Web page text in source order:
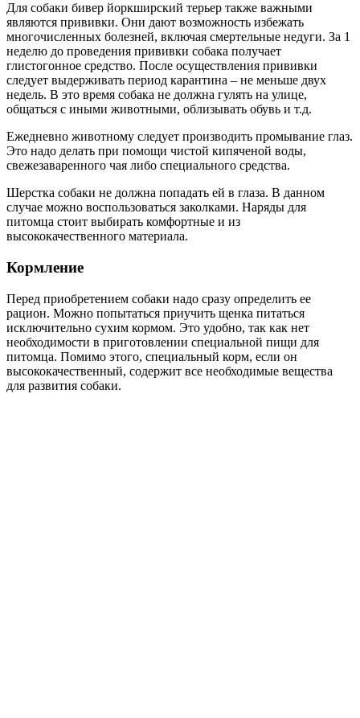
Для собаки бивер йоркширский терьер также важными
являются прививки. Они дают возможность избежать
многочисленных болезней, включая смертельные недуги. За 1
неделю до проведения прививки собака получает
глистогонное средство. После осуществления прививки
следует выдерживать период карантина – не меньше двух
недель. В это время собака не должна гулять на улице,
общаться с иными животными, облизывать обувь и т.д.
Ежедневно животному следует производить промывание глаз.
Это надо делать при помощи чистой кипяченой воды,
свежезаваренного чая либо специального средства.
Шерстка собаки не должна попадать ей в глаза. В данном
случае можно воспользоваться заколками. Наряды для
питомца стоит выбирать комфортные и из
высококачественного материала.
Кормление
Перед приобретением собаки надо сразу определить ее
рацион. Можно попытаться приучить щенка питаться
исключительно сухим кормом. Это удобно, так как нет
необходимости в приготовлении специальной пищи для
питомца. Помимо этого, специальный корм, если он
высококачественный, содержит все необходимые вещества
для развития собаки.